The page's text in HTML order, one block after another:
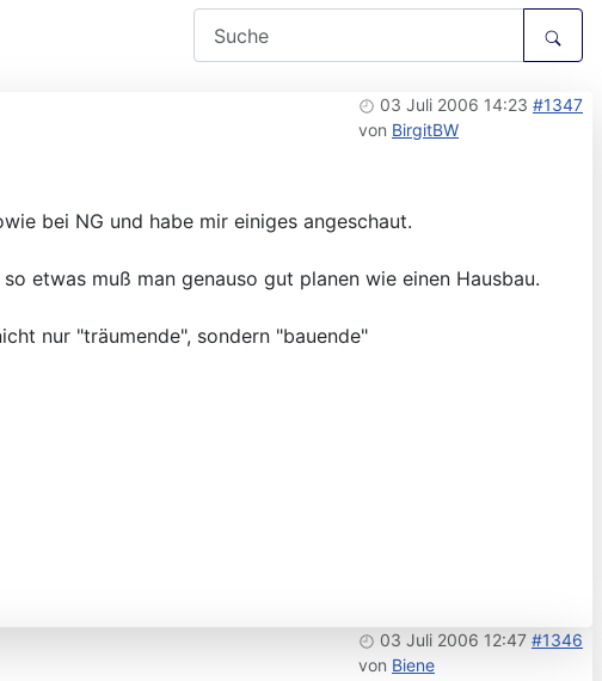
03 Juli 2006 14:23 #1347
von BirgitBW
bei NG und habe mir einiges angeschaut.
etwas muß man genauso gut planen wie einen Hausbau.
nur "träumende", sondern "bauende"
03 Juli 2006 12:47 #1346
von Biene